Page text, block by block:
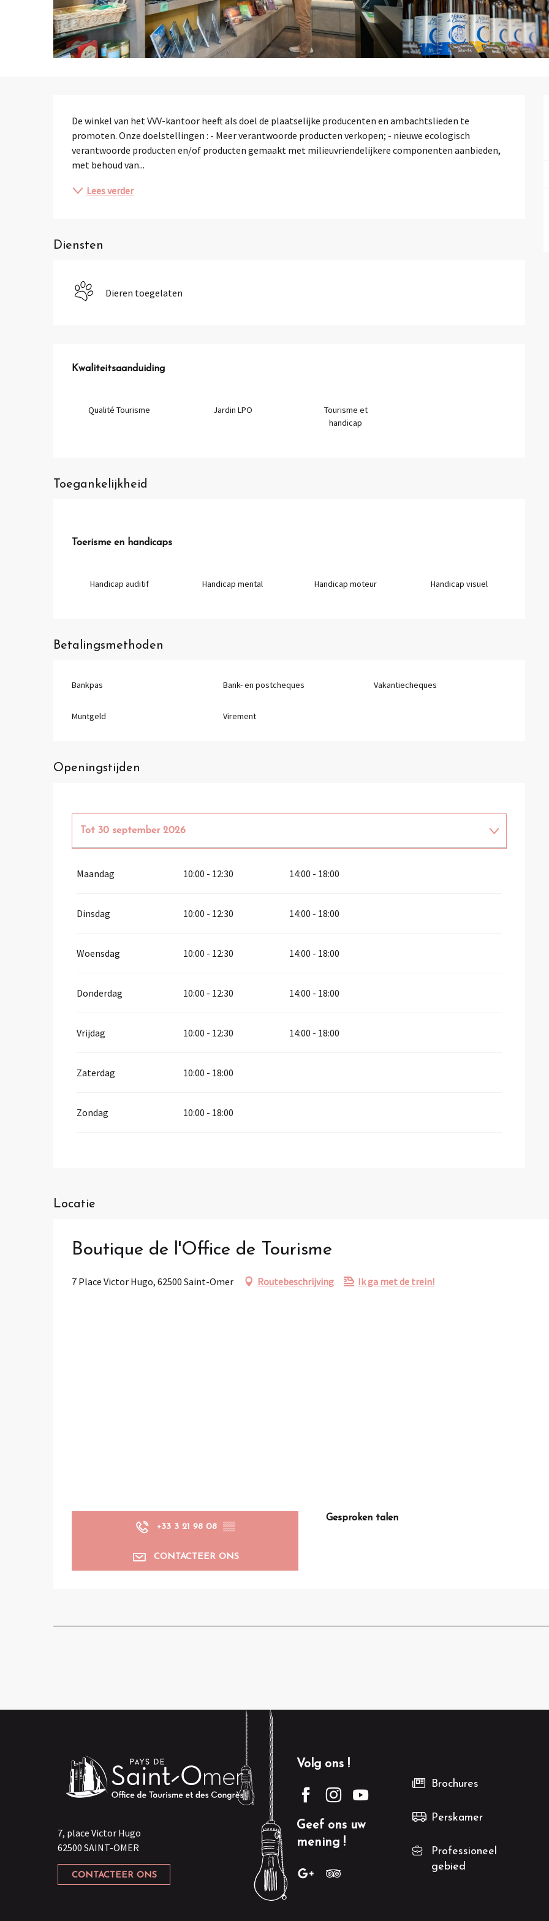
De winkel van het VVV-kantoor heeft als doel de plaatselijke producenten en ambachtslieden te
promoten. Onze doelstellingen : - Meer verantwoorde producten verkopen; - nieuwe ecologisch
verantwoorde producten en/of producten gemaakt met milieuvriendelijkere componenten aanbieden,
met behoud van...
Lees verder
Diensten
Dieren toegelaten
Dienstverlening
Kwaliteitsaanduiding
Kwaliteitsaanduiding
Qualité Tourisme Jardin LPO
Tourisme et
handicap
Toegankelijkheid
Toerisme en handicaps
Toerisme en handicaps
Handicap auditif Handicap mental Handicap moteur Handicap visuel
Betalingsmethoden
Bankpas Bank- en postcheques Vakantiecheques
Muntgeld Virement
Openingstijden
Tot 30 september 2026
Maandag 10:00 - 12:30 14:00 - 18:00
Dinsdag 10:00 - 12:30 14:00 - 18:00
Woensdag 10:00 - 12:30 14:00 - 18:00
Donderdag 10:00 - 12:30 14:00 - 18:00
Vrijdag 10:00 - 12:30 14:00 - 18:00
Zaterdag 10:00 - 18:00
Zondag 10:00 - 18:00
Locatie
Boutique de l'Office de Tourisme
7 Place Victor Hugo, 62500 Saint-Omer Routebeschrijving Ik ga met de trein!
+33 3 21 98 08 ▒▒
CONTACTEER ONS
Gesproken talen
Gesproken talen
7, place Victor Hugo
62500 SAINT-OMER
CONTACTEER ONS
Volg ons !
Geef ons uw
mening !
Brochures
Perskamer
Professioneel
gebied